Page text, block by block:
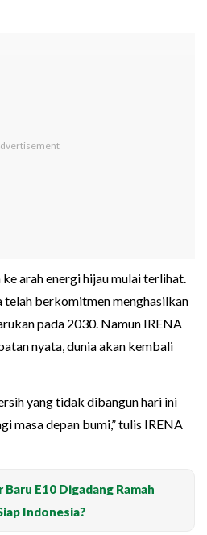
arah energi hijau mulai terlihat.
telah berkomitmen menghasilkan
pada 2030. Namun IRENA
nyata, dunia akan kembali
yang tidak dibangun hari ini
masa depan bumi,” tulis IRENA
Baru E10 Digadang Ramah
Indonesia?